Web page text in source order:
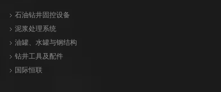
石油钻井固控设备
泥浆处理系统
油罐、水罐与钢结构
钻井工具及配件
国际恒联